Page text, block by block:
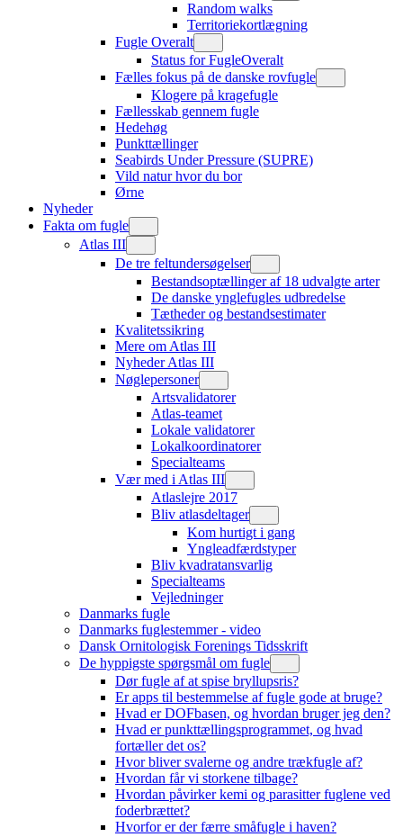
Random walks
Territoriekortlægning
Fugle Overalt
Status for FugleOveralt
Fælles fokus på de danske rovfugle
Klogere på kragefugle
Fællesskab gennem fugle
Hedehøg
Punkttællinger
Seabirds Under Pressure (SUPRE)
Vild natur hvor du bor
Ørne
Nyheder
Fakta om fugle
Atlas III
De tre feltundersøgelser
Bestandsoptællinger af 18 udvalgte arter
De danske ynglefugles udbredelse
Tætheder og bestandsestimater
Kvalitetssikring
Mere om Atlas III
Nyheder Atlas III
Nøglepersoner
Artsvalidatorer
Atlas-teamet
Lokale validatorer
Lokalkoordinatorer
Specialteams
Vær med i Atlas III
Atlaslejre 2017
Bliv atlasdeltager
Kom hurtigt i gang
Yngleadfærdstyper
Bliv kvadratansvarlig
Specialteams
Vejledninger
Danmarks fugle
Danmarks fuglestemmer - video
Dansk Ornitologisk Forenings Tidsskrift
De hyppigste spørgsmål om fugle
Dør fugle af at spise bryllupsris?
Er apps til bestemmelse af fugle gode at bruge?
Hvad er DOFbasen, og hvordan bruger jeg den?
Hvad er punkttællingsprogrammet, og hvad
fortæller det os?
Hvor bliver svalerne og andre trækfugle af?
Hvordan får vi storkene tilbage?
Hvordan påvirker kemi og parasitter fuglene ved
foderbrættet?
Hvorfor er der færre småfugle i haven?